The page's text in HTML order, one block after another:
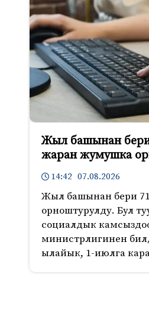
Жыл башынан
жаран жумушка
14:42 07.08.2026
Жыл башынан бери
орноштурулду. Бул
социалдык
министрлигинен
ылайык, 1-июлга